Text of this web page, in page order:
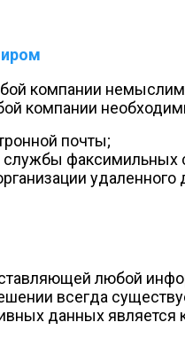
компании
компании
почты;
службы факсимильных
любой
всегда
данных является